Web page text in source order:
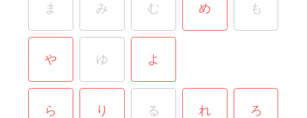
ま み む め も
や ゆ よ
ら り る れ ろ